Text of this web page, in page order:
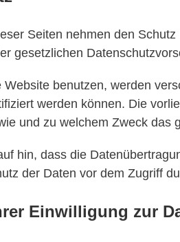
Seiten nehmen den
gesetzlichen
Website benutzen, werden
werden können. Die
und zu welchem Zweck das
hin, dass die
der Daten vor dem Zugriff
Einwilligung zur